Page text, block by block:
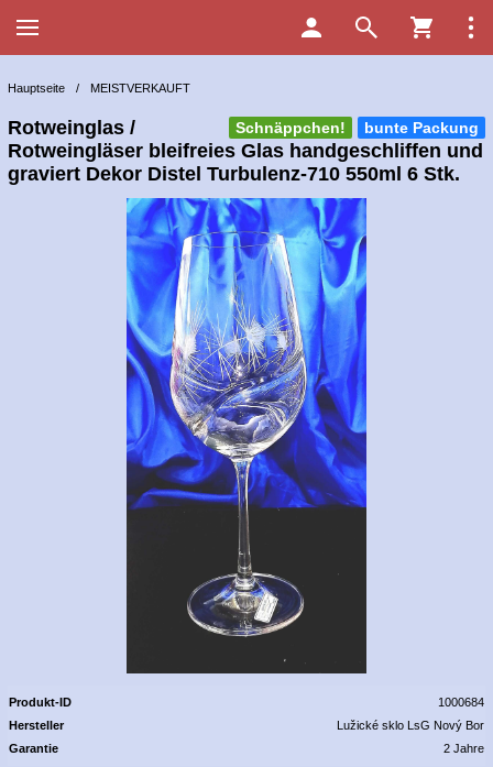
Hauptseite / MEISTVERKAUFT
bunte Packung
Schnäppchen!
Rotweinglas /
Rotweingläser bleifreies Glas handgeschliffen und
graviert Dekor Distel Turbulenz-710 550ml 6 Stk.
Produkt-ID
1000684
Hersteller
Lužické sklo LsG Nový Bor
Garantie
2 Jahre